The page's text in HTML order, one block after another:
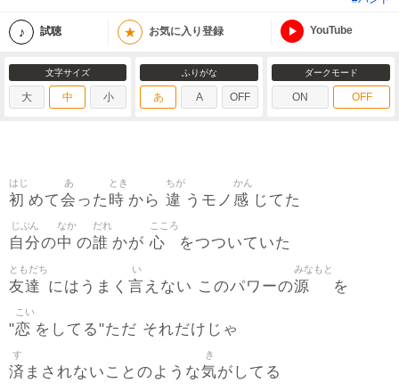
試聴 ★ お気に入り登録 YouTube
文字サイズ
大 中 小
ふりがな
あ A OFF
ダークモード
ON OFF
初
はじ
めて会
あ
った 時
とき
から 違
ちが
うモノ 感
かん
じてた
自分
じぶん
の中
なか
の誰
だれ
かが 心
こころ
をつついていた
友達
ともだち
にはうまく 言
い
えない このパワーの源
みなもと
を
"恋
こい
をしてる"ただ それだけじゃ
済
す
まされないことのような気
き
がしてる